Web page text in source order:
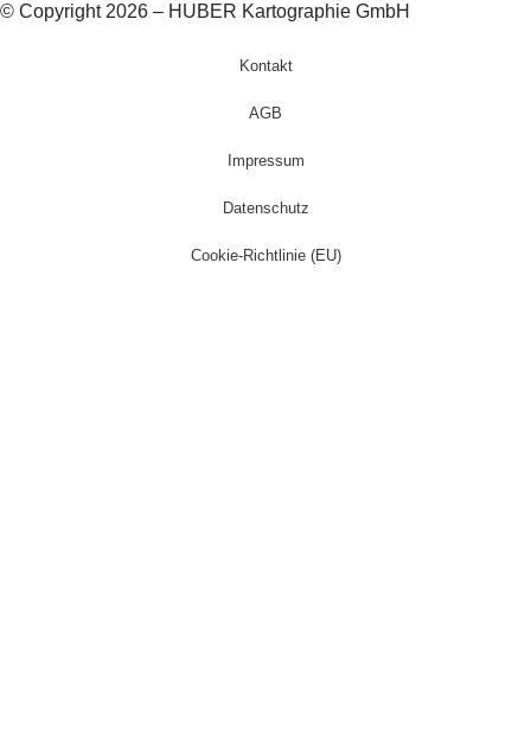
© Copyright 2026 – HUBER Kartographie GmbH
Kontakt
AGB
Impressum
Datenschutz
Cookie-Richtlinie (EU)